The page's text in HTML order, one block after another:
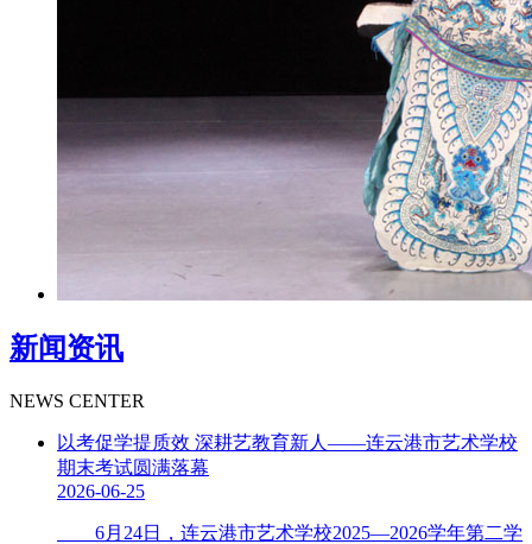
新闻资讯
NEWS CENTER
以考促学提质效 深耕艺教育新人——连云港市艺术学校
期末考试圆满落幕
2026-06-25
6月24日，连云港市艺术学校2025—2026学年第二学